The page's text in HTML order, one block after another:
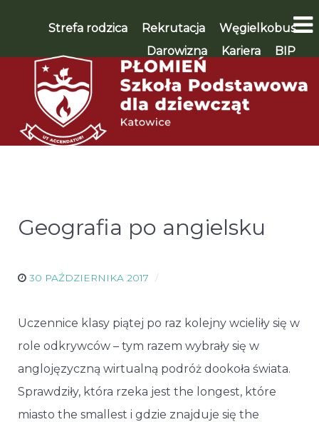
Strefa rodzica Rekrutacja
Węgielkobus
Darowizna
Kariera BIP
WSPIERAM 🡪
Geografia po angielsku
30 PAŹDZIERNIKA 2017
Uczennice klasy piątej po raz kolejny wcieliły się w
role odkrywców – tym razem wybrały się w
anglojęzyczną wirtualną podróż dookoła świata.
Sprawdziły, która rzeka jest the longest, które
miasto the smallest i gdzie znajduje się the